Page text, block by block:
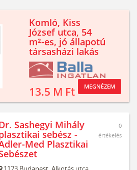
Komló, Kiss
József utca, 54
m²-es, jó állapotú
társasházi lakás
13.5 M Ft MEGNÉZEM
Sashegyi Mihály
sebész -
Med Plasztikai
0
értékelés